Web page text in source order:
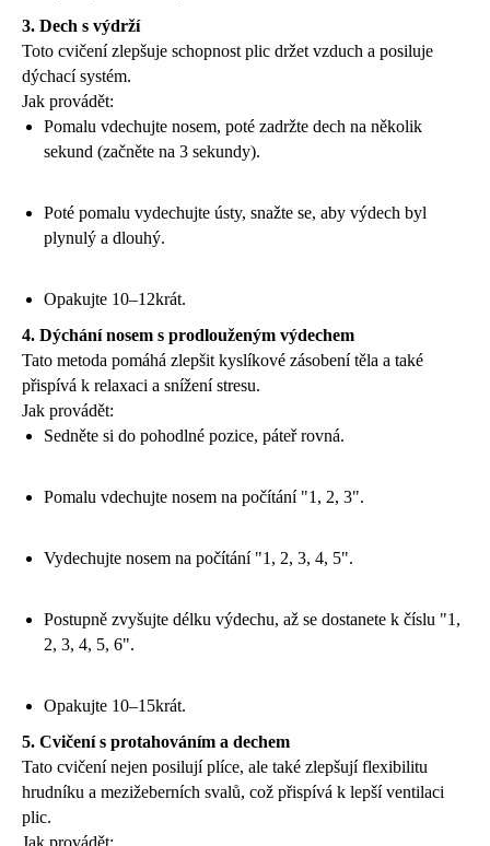
3. Dech s výdrží
Toto cvičení zlepšuje schopnost plic držet vzduch a posiluje
dýchací systém.
Jak provádět:
Pomalu vdechujte nosem, poté zadržte dech na několik
sekund (začněte na 3 sekundy).
Poté pomalu vydechujte ústy, snažte se, aby výdech byl
plynulý a dlouhý.
Opakujte 10–12krát.
4. Dýchání nosem s prodlouženým výdechem
Tato metoda pomáhá zlepšit kyslíkové zásobení těla a také
přispívá k relaxaci a snížení stresu.
Jak provádět:
Sedněte si do pohodlné pozice, páteř rovná.
Pomalu vdechujte nosem na počítání "1, 2, 3".
Vydechujte nosem na počítání "1, 2, 3, 4, 5".
Postupně zvyšujte délku výdechu, až se dostanete k číslu "1,
2, 3, 4, 5, 6".
Opakujte 10–15krát.
5. Cvičení s protahováním a dechem
Tato cvičení nejen posilují plíce, ale také zlepšují flexibilitu
hrudníku a mezižeberních svalů, což přispívá k lepší ventilaci
plic.
Jak provádět: